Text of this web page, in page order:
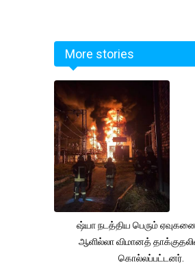
More stories
ஷ்யா நடத்திய பெரும்
ஆளில்லா விமானத்
கொல்லப்பட்டனர்.